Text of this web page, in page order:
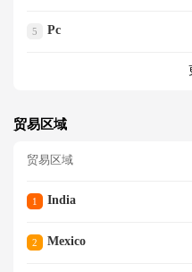
5 Pc
贸易区域
贸易区域
1 India
2 Mexico